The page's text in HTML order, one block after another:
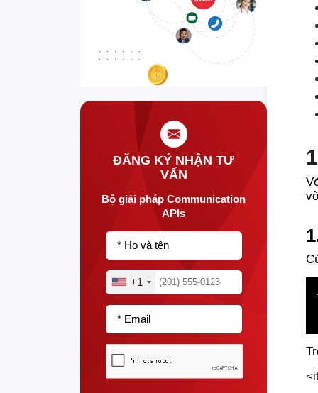
ĐĂNG KÝ NHẬN TƯ
VẤN
Bộ giải pháp Communication
APIs
* Họ và tên
+1
* Email